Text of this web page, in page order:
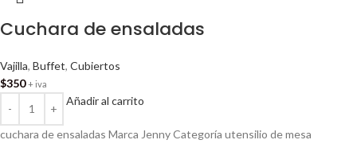
Cuchara de ensaladas
Vajilla, Buffet, Cubiertos
$350 + iva
Añadir al carrito
cuchara de ensaladas Marca Jenny Categoría utensilio de mesa